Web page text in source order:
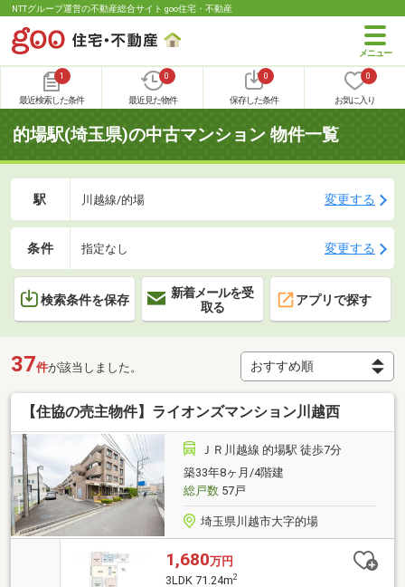
NTTグループ運営の不動産総合サイト goo住宅・不動産
1
最近検索した条件
0
最近見た物件
0
保存した条件
0
お気に入り
的場駅(埼玉県)の中古マンション 物件一覧
駅 川越線/的場 変更する
条件 指定なし 変更する
検索条件を保存
新着メールを受
取る
アプリで探す
37件が該当しました。
【住協の売主物件】ライオンズマンション川越西
ＪＲ川越線 的場駅 徒歩7分
築33年8ヶ月/4階建
総戸数57戸
埼玉県川越市大字的場
1,680万円
3LDK 71.24m2